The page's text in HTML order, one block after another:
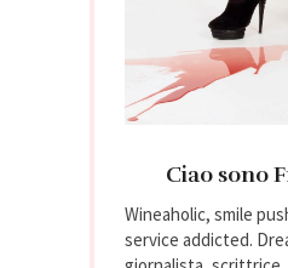
Ciao sono
Wineaholic, smile
service addicted.